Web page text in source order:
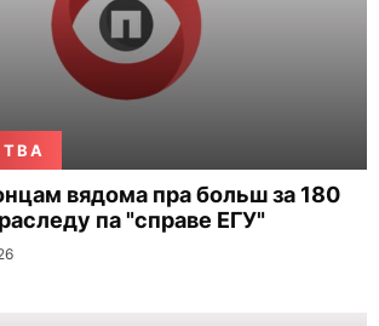
вядома пра больш за 180
па "справе ЕГУ"